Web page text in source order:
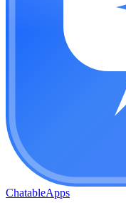
ChatableApps